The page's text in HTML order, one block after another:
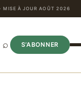
MISE À JOUR AOÛT 2026
⌕ S’ABONNER